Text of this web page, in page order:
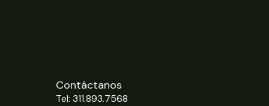
Contáctanos
Tel: 311.893.7568